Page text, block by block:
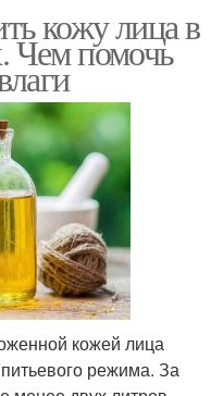
кожу лица в
Чем помочь
кожей лица
режима. За